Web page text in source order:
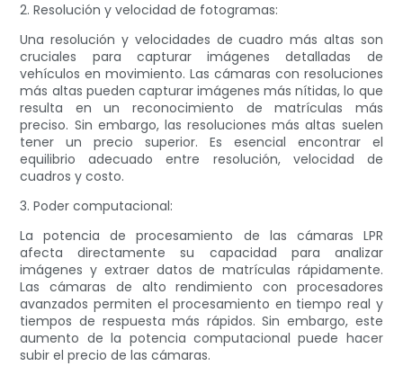
2. Resolución y velocidad de fotogramas:
Una resolución y velocidades de cuadro más altas son
cruciales para capturar imágenes detalladas de
vehículos en movimiento. Las cámaras con resoluciones
más altas pueden capturar imágenes más nítidas, lo que
resulta en un reconocimiento de matrículas más
preciso. Sin embargo, las resoluciones más altas suelen
tener un precio superior. Es esencial encontrar el
equilibrio adecuado entre resolución, velocidad de
cuadros y costo.
3. Poder computacional:
La potencia de procesamiento de las cámaras LPR
afecta directamente su capacidad para analizar
imágenes y extraer datos de matrículas rápidamente.
Las cámaras de alto rendimiento con procesadores
avanzados permiten el procesamiento en tiempo real y
tiempos de respuesta más rápidos. Sin embargo, este
aumento de la potencia computacional puede hacer
subir el precio de las cámaras.